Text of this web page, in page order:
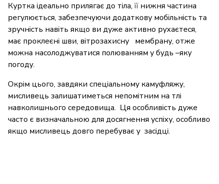
Куртка ідеально прилягає до тіла, її нижня частина
регулюється, забезпечуючи додаткову мобільність та
зручність навіть якщо ви дуже активно рухаєтеся,
має проклеєні шви, вітрозахисну мембрану, отже
можна насолоджуватися полюванням у будь –яку
погоду.
Окрім цього, завдяки спеціальному камуфляжу,
мисливець залишатиметься непомітним на тлі
навколишнього середовища. Ця особливість дуже
часто є визначальною для досягнення успіху, особливо
якщо мисливець довго перебуває у засідці.